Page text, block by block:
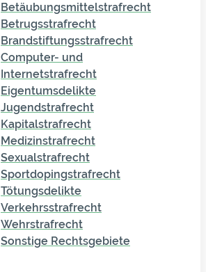
Betäubungsmittelstrafrecht
Betrugsstrafrecht
Brandstiftungsstrafrecht
Computer- und
Internetstrafrecht
Eigentumsdelikte
Jugendstrafrecht
Kapitalstrafrecht
Medizinstrafrecht
Sexualstrafrecht
Sportdopingstrafrecht
Tötungsdelikte
Verkehrsstrafrecht
Wehrstrafrecht
Sonstige Rechtsgebiete